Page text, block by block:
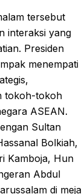
tersebut
interaksi yang
Presiden
menempati
tokoh-tokoh
ASEAN.
Sultan
Bolkiah,
Kamboja, Hun
Abdul
di meja